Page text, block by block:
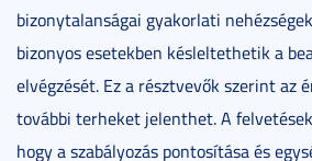
bizonytalanságai gyakorlati
bizonyos esetekben késleltethetik a
elvégzését. Ez a résztvevők szerint az
további terheket jelenthet. A
hogy a szabályozás pontosítása és